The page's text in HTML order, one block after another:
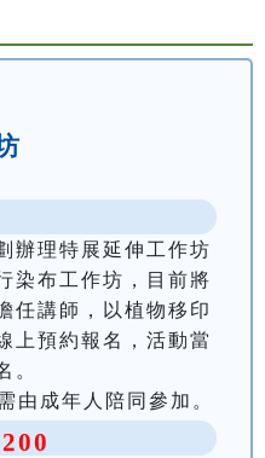
辦理特展延伸工作坊
染布工作坊，目前將
任講師，以植物移印
上預約報名，活動當
。
由成年人陪同參加。